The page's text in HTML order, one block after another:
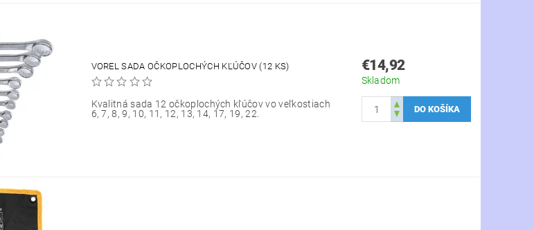
VOREL SADA OČKOPLOCHÝCH KĽÚČOV (12 KS)
Kvalitná sada 12 očkoplochých kľúčov vo veľkostiach
6, 7, 8, 9, 10, 11, 12, 13, 14, 17, 19, 22.
€14,92
Skladom